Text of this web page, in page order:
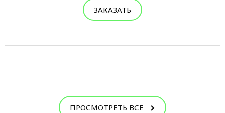
ЗАКАЗАТЬ
ПРОСМОТРЕТЬ ВСЕ